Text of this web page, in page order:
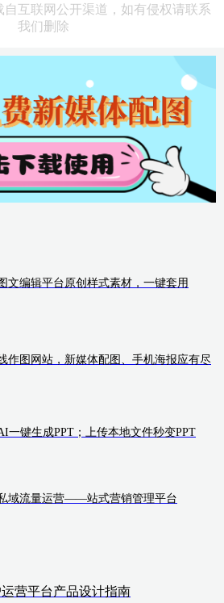
互联网公开渠道，如有侵权请联系
我们删除
文编辑平台原创样式素材，一键套用
作图网站，新媒体配图、手机海报应有尽
一键生成PPT；上传本地文件秒变PPT
域流量运营——站式营销管理平台
运营平台产品设计指南